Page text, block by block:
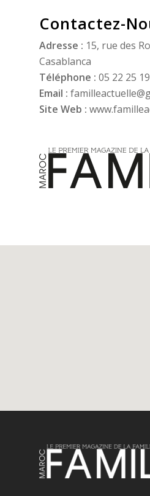
Contactez-
Adresse : 15, rue des
Casablanca
Téléphone : 05 22 25
Email :
Site Web :